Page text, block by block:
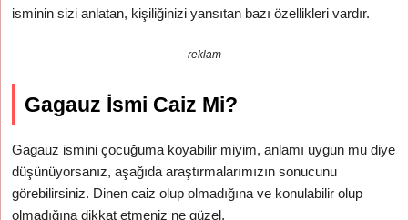
isminin sizi anlatan, kişiliğinizi yansıtan bazı özellikleri vardır.
reklam
Gagauz İsmi Caiz Mi?
Gagauz ismini çocuğuma koyabilir miyim, anlamı uygun mu diye
düşünüyorsanız, aşağıda araştırmalarımızın sonucunu
görebilirsiniz. Dinen caiz olup olmadığına ve konulabilir olup
olmadığına dikkat etmeniz ne güzel.